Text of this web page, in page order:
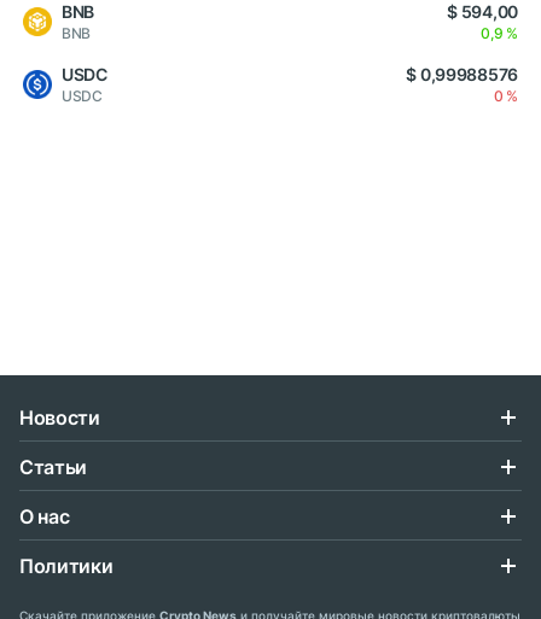
BNB
BNB
$ 594,00
0,9 %
USDC
USDC
$ 0,99988576
0 %
Новости
Статьи
О нас
Политики
Скачайте приложение Crypto News и получайте мировые новости криптовалюты